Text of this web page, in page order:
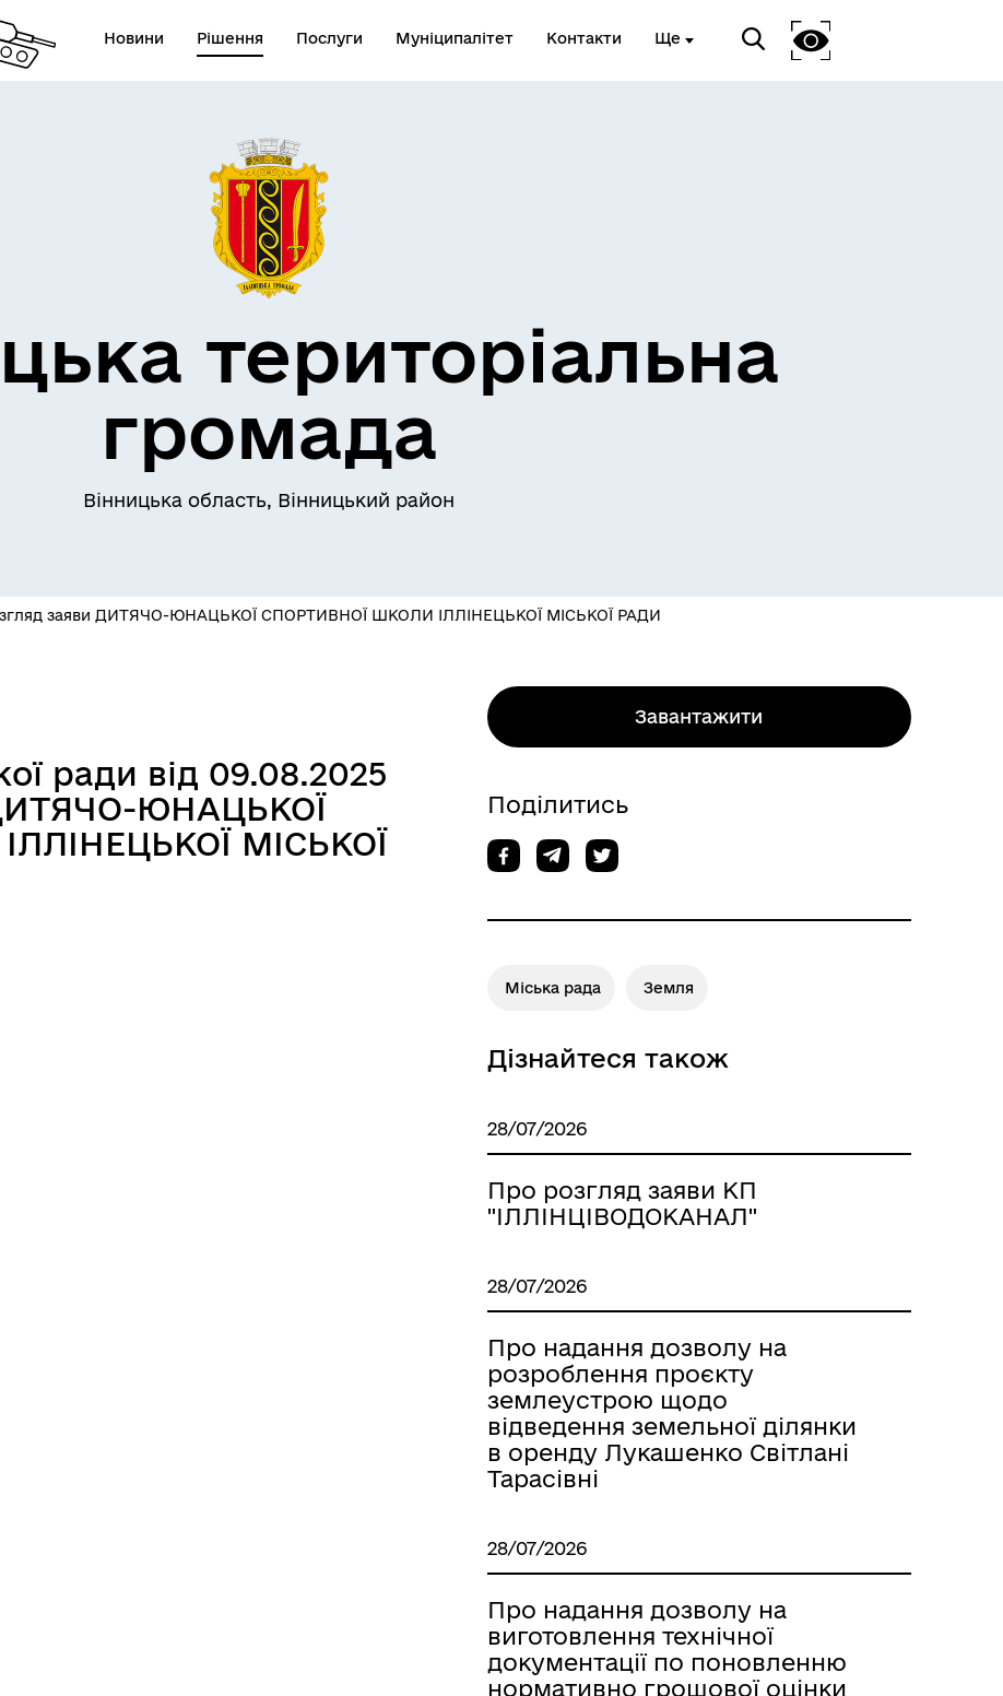
Новини Рішення Послуги Муніципалітет Контакти Ще
територіальна
громада
Вінницька область, Вінницький район
заяви ДИТЯЧО-ЮНАЦЬКОЇ СПОРТИВНОЇ ШКОЛИ ІЛЛІНЕЦЬКОЇ МІСЬКОЇ РАДИ
ради від 09.08.2025
ЮНАЦЬКОЇ
МІСЬКОЇ
Завантажити
Поділитись
Міська рада Земля
Дізнайтеся також
28/07/2026
Про розгляд заяви КП
"ІЛЛІНЦІВОДОКАНАЛ"
28/07/2026
Про надання дозволу на
розроблення проєкту
землеустрою щодо
відведення земельної ділянки
в оренду Лукашенко Світлані
Тарасівні
28/07/2026
Про надання дозволу на
виготовлення технічної
документації по поновленню
нормативно грошової оцінки